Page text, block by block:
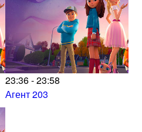
23:36 - 23:58
Агент 203